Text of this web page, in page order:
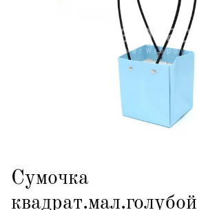
Сумочка
квадрат.мал.голубой